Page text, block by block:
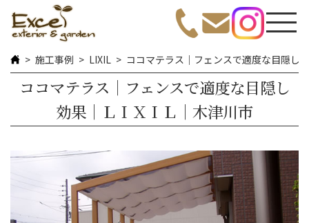
施工事例 LIXIL ココマテラス｜フェンスで適度な目隠し
ココマテラス｜フェンスで適度な目隠し
効果｜ＬＩＸＩＬ｜木津川市